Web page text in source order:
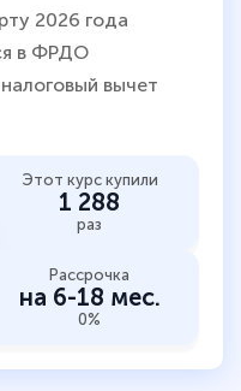
2026 года
в ФРДО
вычет
Этот курс купили
1 288
раз
Рассрочка
на 6-18 мес.
0%